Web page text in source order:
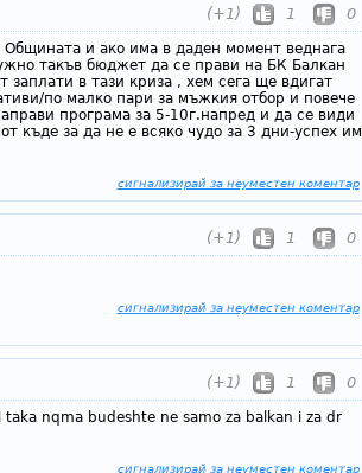
(+1) 1 0
и ако има в даден момент веднага
такъв бюджет да се прави на БК Балкан
заплати в тази криза , хем сега ще вдигат
по малко пари за мъжкия отбор и повече
програма за 5-10г.напред и да се види
къде за да не е всяко чудо за 3 дни-успех им
сигнализирай за неуместен коментар
(+1) 1 0
сигнализирай за неуместен коментар
(+1) 1 0
nqma budeshte ne samo za balkan i za dr
сигнализирай за неуместен коментар